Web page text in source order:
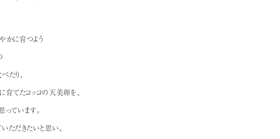
かに育つよう
たり、
育てたコッコの天美卵を、
っています。
ただきたいと思い、